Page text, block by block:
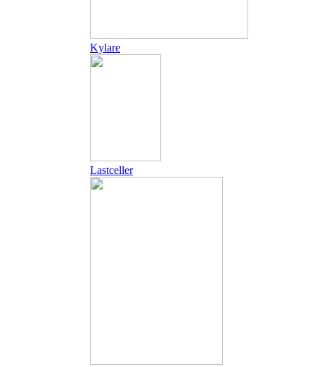
Kylare
Lastceller